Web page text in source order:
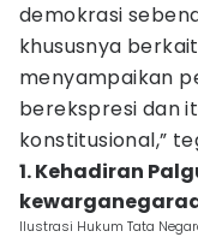
demokrasi
khususnya
menyampaikan
berekspresi dan
konstitusional,”
1. Kehadiran
Ilustrasi Hukum Tata